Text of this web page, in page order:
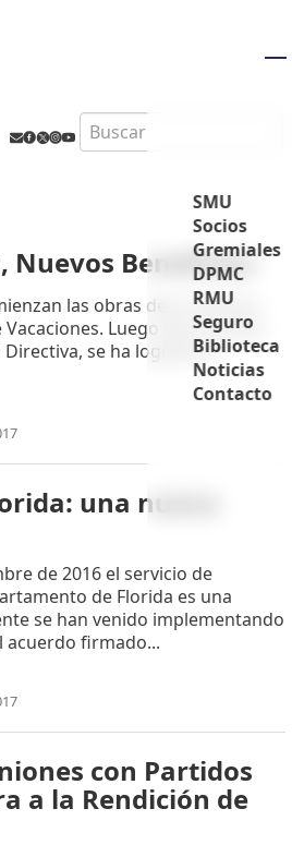
Search
SMU
Socios
Gremiales
DPMC
RMU
Seguro
Biblioteca
Noticias
Contacto
Nuevos Beneficios
las obras de la reforma
Luego de un arduo
se ha logrado la
una nueva
de 2016 el servicio de
de Florida es una
se han venido implementando
firmado...
con Partidos
a la Rendición de